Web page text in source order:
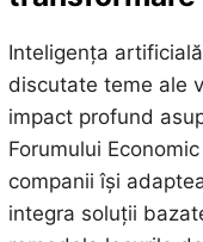
Inteligența
discutate teme ale
impact profund
Forumului
companii își
integra soluții